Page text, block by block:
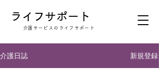
​ライフサポート
​介護サービスのライフサポート
介護日誌 新規登録